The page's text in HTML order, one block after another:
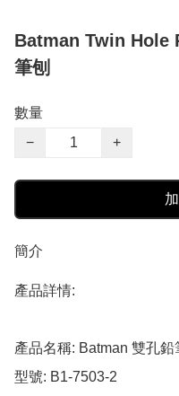
Batman Twin Hole
筆刨
數量
−
+
簡介
產品詳情:
產品名稱: Batman 雙孔鉛
型號: B1-7503-2